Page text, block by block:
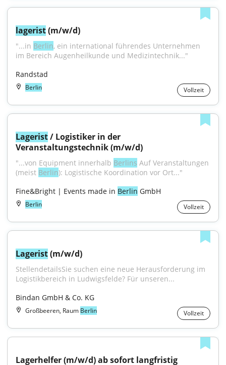
lagerist (m/w/d)
"...in Berlin, ein international führendes Unternehmen
im Bereich Augenheilkunde und Medizintechnik..."
Randstad
Berlin Vollzeit
Lagerist / Logistiker in der
Veranstaltungstechnik (m/w/d)
"...von Equipment innerhalb Berlins Auf Veranstaltungen
(meist Berlin): Logistische Koordination vor Ort..."
Fine&Bright | Events made in Berlin GmbH
Berlin Vollzeit
Lagerist (m/w/d)
StellendetailsSie suchen eine neue Herausforderung im
Logistikbereich in Ludwigsfelde? Für unseren...
Bindan GmbH & Co. KG
Großbeeren, Raum Berlin Vollzeit
Lagerhelfer (m/w/d) ab sofort langfristig